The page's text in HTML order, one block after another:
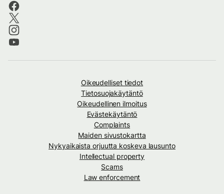
Oikeudelliset tiedot
Tietosuojakäytäntö
Oikeudellinen ilmoitus
Evästekäytäntö
Complaints
Maiden sivustokartta
Nykyaikaista orjuutta koskeva lausunto
Intellectual property
Scams
Law enforcement